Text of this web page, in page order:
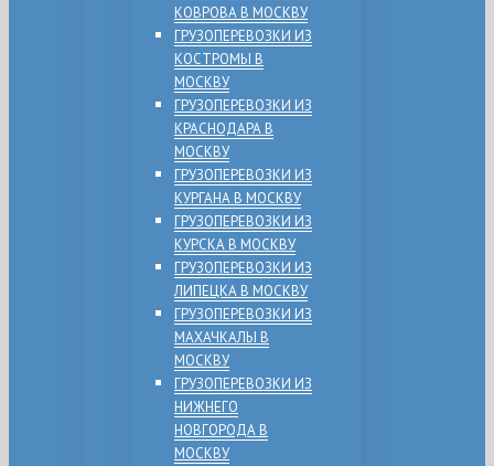
КОВРОВА В МОСКВУ
ГРУЗОПЕРЕВОЗКИ ИЗ
КОСТРОМЫ В
МОСКВУ
ГРУЗОПЕРЕВОЗКИ ИЗ
КРАСНОДАРА В
МОСКВУ
ГРУЗОПЕРЕВОЗКИ ИЗ
КУРГАНА В МОСКВУ
ГРУЗОПЕРЕВОЗКИ ИЗ
КУРСКА В МОСКВУ
ГРУЗОПЕРЕВОЗКИ ИЗ
ЛИПЕЦКА В МОСКВУ
ГРУЗОПЕРЕВОЗКИ ИЗ
МАХАЧКАЛЫ В
МОСКВУ
ГРУЗОПЕРЕВОЗКИ ИЗ
НИЖНЕГО
НОВГОРОДА В
МОСКВУ